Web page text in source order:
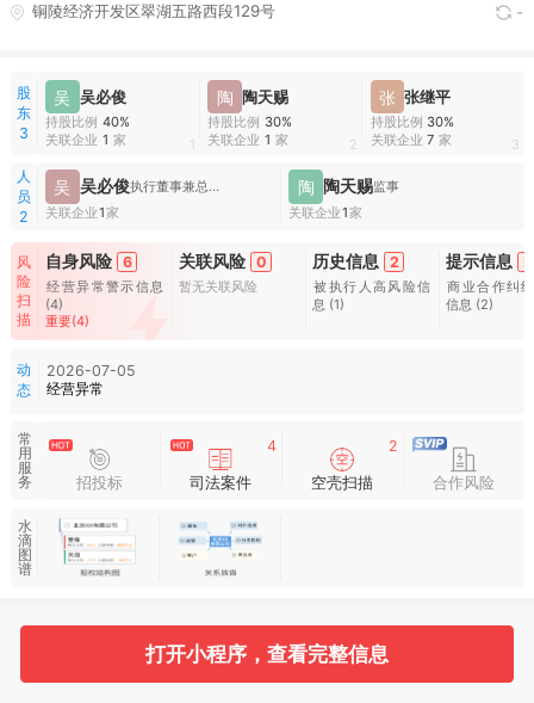
铜陵经济开发区翠湖五路西段129号 -
股
东
3
吴 吴必俊
持股比例 40%
关联企业 1 家 1
陶 陶天赐
持股比例 30%
关联企业 1 家 2
张 张继平
持股比例 30%
关联企业 7 家 3
人
员
2
吴 吴必俊
执行董事兼总经理
关联企业1家
陶 陶天赐监事
关联企业1家
风
险
扫
描
自身风险 6
经营异常警示信息
(4)
重要(4)
关联风险 0
暂无关联风险
历史信息 2
被执行人高风险信
息 (1)
提示信息 2
商业合作纠
信息 (2)
动
态
2026-07-05
经营异常
常
用
服
务
招投标
4
司法案件
2
空壳扫描 合作风险
水
滴
图
谱
打开小程序，查看完整信息